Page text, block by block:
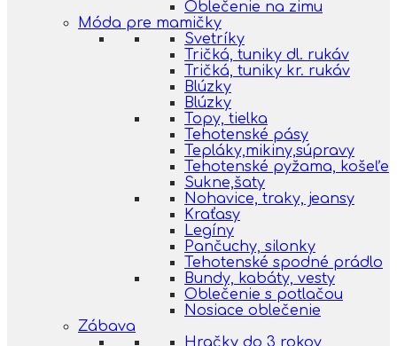
Oblečenie na zimu
Móda pre mamičky
Svetríky
Tričká, tuniky dl. rukáv
Tričká, tuniky kr. rukáv
Blúzky
Blúzky
Topy, tielka
Tehotenské pásy
Tepláky,mikiny,súpravy
Tehotenské pyžama, košeľe
Sukne,šaty
Nohavice, traky, jeansy
Kraťasy
Legíny
Pančuchy, silonky
Tehotenské spodné prádlo
Bundy, kabáty, vesty
Oblečenie s potlačou
Nosiace oblečenie
Zábava
Hračky do 3 rokov